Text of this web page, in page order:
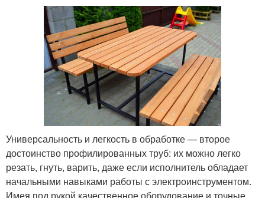
Универсальность и легкость в обработке — второе
достоинство профилированных труб: их можно легко
резать, гнуть, варить, даже если исполнитель обладает
начальными навыками работы с электроинструментом.